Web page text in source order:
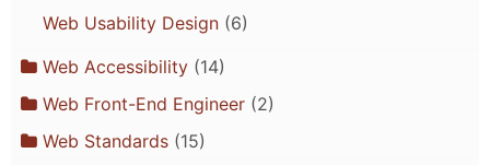
Web Usability Design(6)
Web Accessibility(14)
Web Front-End Engineer(2)
Web Standards(15)